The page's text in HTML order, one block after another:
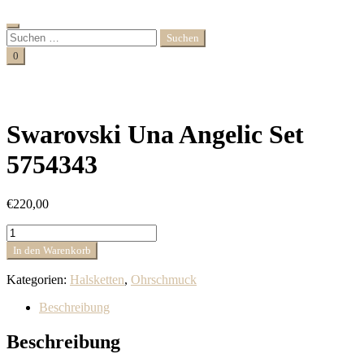
Search
Suchen
nach:
Cart
0
Swarovski Una Angelic Set
5754343
€220,00
Swarovski
Una
Angelic
Set
5754343
Menge
In den Warenkorb
Kategorien: Halsketten, Ohrschmuck
Beschreibung
Beschreibung